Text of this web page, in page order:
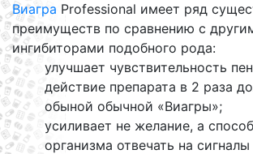
Виагра Professional имеет ряд
преимуществ по сравнению с
ингибиторами подобного рода:
улучшает чувствительность
действие препарата в 2 раза
обыной обычной «Виагры»;
усиливает не желание, а
организма отвечать на сигналы